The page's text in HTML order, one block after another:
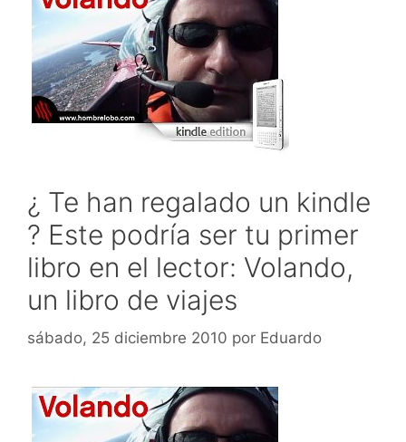
¿ Te han regalado un kindle
? Este podría ser tu primer
libro en el lector: Volando,
un libro de viajes
sábado, 25 diciembre 2010 por Eduardo